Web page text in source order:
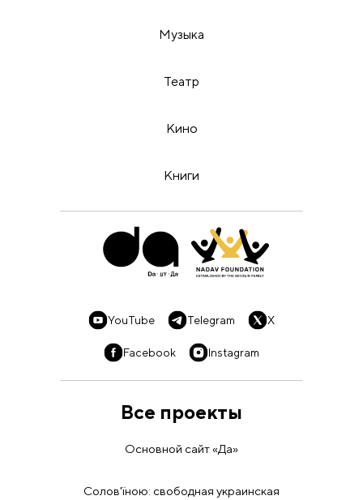
Музыка
Театр
Кино
Книги
YouTube Telegram X
Facebook Instagram
Все проекты
Основной сайт «Да»
Солов'їною: свободная украинская